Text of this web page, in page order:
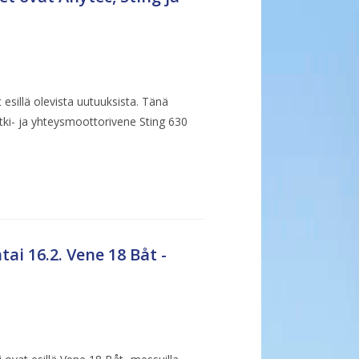
olevista uutuuksista. Tänä
ja yhteysmoottorivene Sting 630
16.2. Vene 18 Båt -